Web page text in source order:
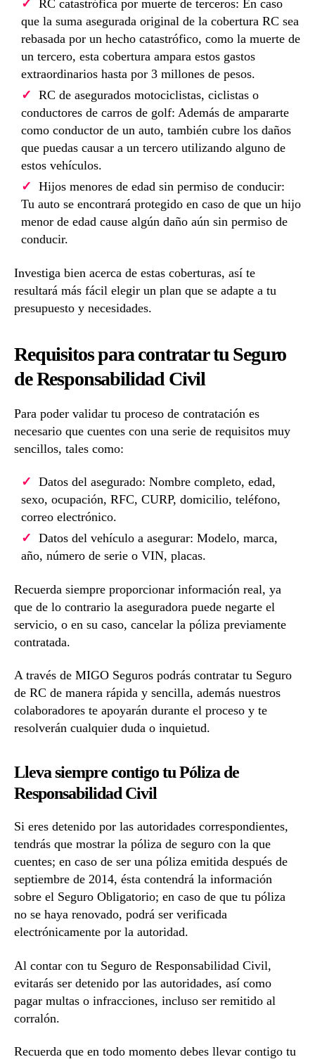
RC catastrófica por muerte de terceros: En caso
que la suma asegurada original de la cobertura RC sea
rebasada por un hecho catastrófico, como la muerte de
un tercero, esta cobertura ampara estos gastos
extraordinarios hasta por 3 millones de pesos.
RC de asegurados motociclistas, ciclistas o
conductores de carros de golf: Además de ampararte
como conductor de un auto, también cubre los daños
que puedas causar a un tercero utilizando alguno de
estos vehículos.
Hijos menores de edad sin permiso de conducir:
Tu auto se encontrará protegido en caso de que un hijo
menor de edad cause algún daño aún sin permiso de
conducir.
Investiga bien acerca de estas coberturas, así te
resultará más fácil elegir un plan que se adapte a tu
presupuesto y necesidades.
Requisitos para contratar tu Seguro
de Responsabilidad Civil
Para poder validar tu proceso de contratación es
necesario que cuentes con una serie de requisitos muy
sencillos, tales como:
Datos del asegurado: Nombre completo, edad,
sexo, ocupación, RFC, CURP, domicilio, teléfono,
correo electrónico.
Datos del vehículo a asegurar: Modelo, marca,
año, número de serie o VIN, placas.
Recuerda siempre proporcionar información real, ya
que de lo contrario la aseguradora puede negarte el
servicio, o en su caso, cancelar la póliza previamente
contratada.
A través de MIGO Seguros podrás contratar tu Seguro
de RC de manera rápida y sencilla, además nuestros
colaboradores te apoyarán durante el proceso y te
resolverán cualquier duda o inquietud.
Lleva siempre contigo tu Póliza de
Responsabilidad Civil
Si eres detenido por las autoridades correspondientes,
tendrás que mostrar la póliza de seguro con la que
cuentes; en caso de ser una póliza emitida después de
septiembre de 2014, ésta contendrá la información
sobre el Seguro Obligatorio; en caso de que tu póliza
no se haya renovado, podrá ser verificada
electrónicamente por la autoridad.
Al contar con tu Seguro de Responsabilidad Civil,
evitarás ser detenido por las autoridades, así como
pagar multas o infracciones, incluso ser remitido al
corralón.
Recuerda que en todo momento debes llevar contigo tu